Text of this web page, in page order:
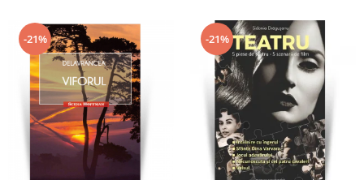
-21% -21%